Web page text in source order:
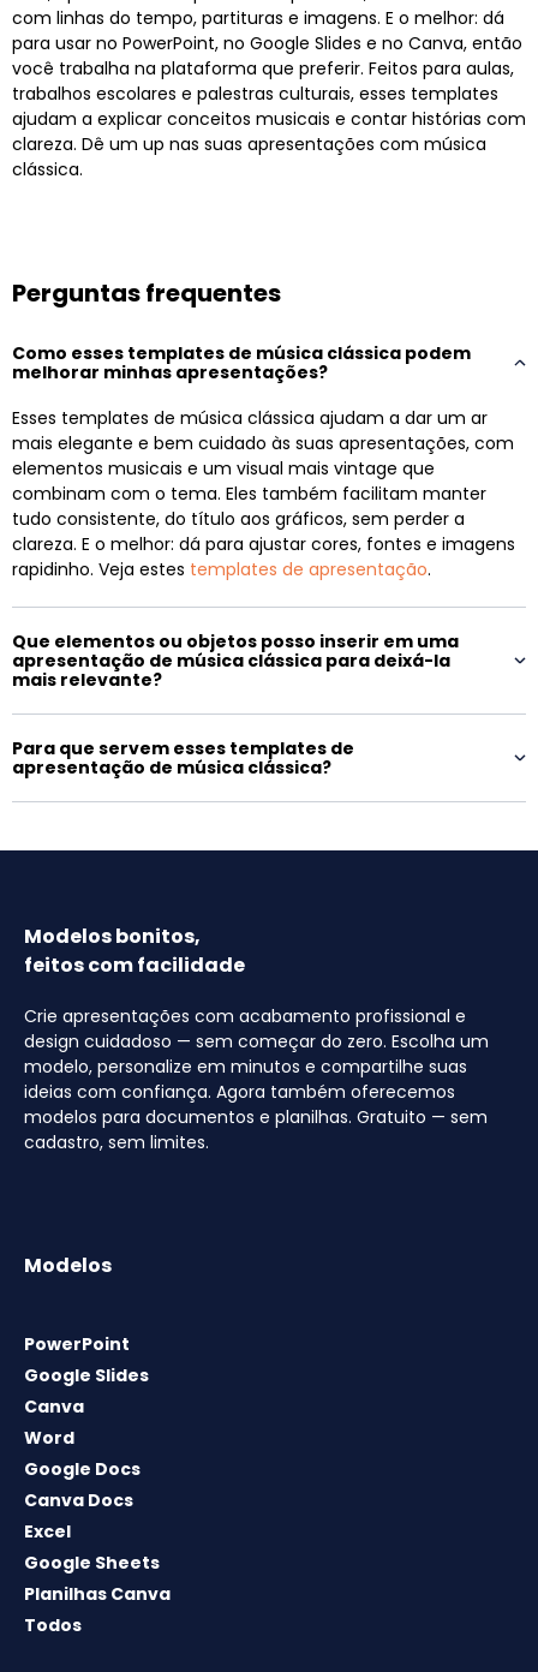
com linhas do tempo, partituras e imagens. E o melhor: dá
para usar no PowerPoint, no Google Slides e no Canva, então
você trabalha na plataforma que preferir. Feitos para aulas,
trabalhos escolares e palestras culturais, esses templates
ajudam a explicar conceitos musicais e contar histórias com
clareza. Dê um up nas suas apresentações com música
clássica.
Perguntas frequentes
Como esses templates de música clássica podem
melhorar minhas apresentações?
Esses templates de música clássica ajudam a dar um ar
mais elegante e bem cuidado às suas apresentações, com
elementos musicais e um visual mais vintage que
combinam com o tema. Eles também facilitam manter
tudo consistente, do título aos gráficos, sem perder a
clareza. E o melhor: dá para ajustar cores, fontes e imagens
rapidinho. Veja estes templates de apresentação.
Que elementos ou objetos posso inserir em uma
apresentação de música clássica para deixá-la
mais relevante?
Para que servem esses templates de
apresentação de música clássica?
Modelos bonitos,
feitos com facilidade
Crie apresentações com acabamento profissional e
design cuidadoso — sem começar do zero. Escolha um
modelo, personalize em minutos e compartilhe suas
ideias com confiança. Agora também oferecemos
modelos para documentos e planilhas. Gratuito — sem
cadastro, sem limites.
Modelos
PowerPoint
Google Slides
Canva
Word
Google Docs
Canva Docs
Excel
Google Sheets
Planilhas Canva
Todos